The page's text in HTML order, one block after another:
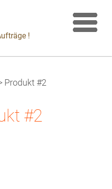
!
Produkt #2
#2